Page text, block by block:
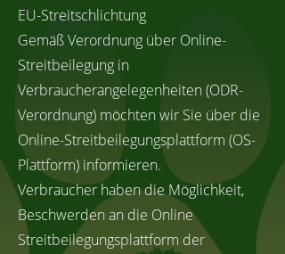
EU-Streitschlichtung
Gemäß Verordnung über Online-
Streitbeilegung in
Verbraucherangelegenheiten (ODR-
Verordnung) möchten wir Sie über die
Online-Streitbeilegungsplattform (OS-
Plattform) informieren.
Verbraucher haben die Möglichkeit,
Beschwerden an die Online
Streitbeilegungsplattform der